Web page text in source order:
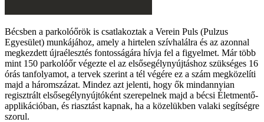
Bécsben a parkolóőrök is csatlakoztak a Verein Puls (Pulzus
Egyesület) munkájához, amely a hirtelen szívhalálra és az azonnal
megkezdett újraélesztés fontosságára hívja fel a figyelmet. Már több
mint 150 parkolóőr végezte el az elsősegélynyújtáshoz szükséges 16
órás tanfolyamot, a tervek szerint a tél végére ez a szám megközelíti
majd a háromszázat. Mindez azt jelenti, hogy ők mindannyian
regisztrált elsősegélynyújtóként szerepelnek majd a bécsi Életmentő-
applikációban, és riasztást kapnak, ha a közelükben valaki segítségre
szorul.